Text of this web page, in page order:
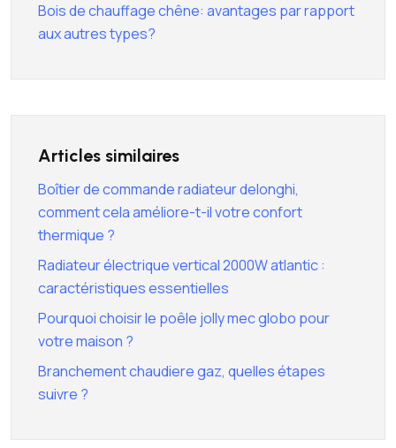
Bois de chauffage chêne: avantages par rapport
aux autres types?
Articles similaires
Boîtier de commande radiateur delonghi,
comment cela améliore-t-il votre confort
thermique ?
Radiateur électrique vertical 2000W atlantic :
caractéristiques essentielles
Pourquoi choisir le poêle jolly mec globo pour
votre maison ?
Branchement chaudiere gaz, quelles étapes
suivre ?